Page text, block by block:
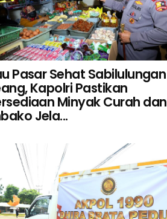
Pasar Sehat Sabilulungan
Kapolri Pastikan
Minyak Curah dan
Jela...